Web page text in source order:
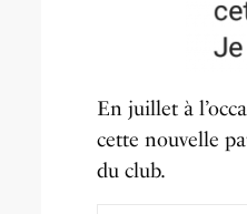
En juillet à
cette nouvelle
du club.